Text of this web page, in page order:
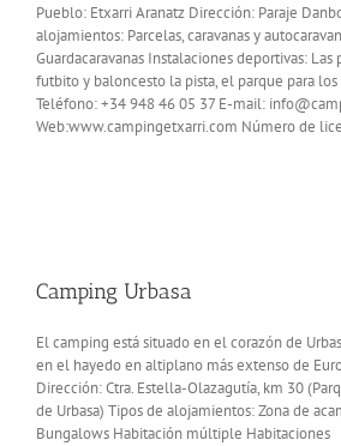
Pueblo: Etxarri Aranatz Dirección: Paraje
alojamientos: Parcelas, caravanas y
Guardacaravanas Instalaciones deportivas: Las
futbito y baloncesto la pista, el parque para
Teléfono: +34 948 46 05 37 E-mail:
Web:www.campingetxarri.com Número de
Camping Urbasa
El camping está situado en el corazón de
en el hayedo en altiplano más extenso de
Dirección: Ctra. Estella-Olazagutía, km 30
de Urbasa) Tipos de alojamientos: Zona de
Bungalows Habitación múltiple Habitaciones